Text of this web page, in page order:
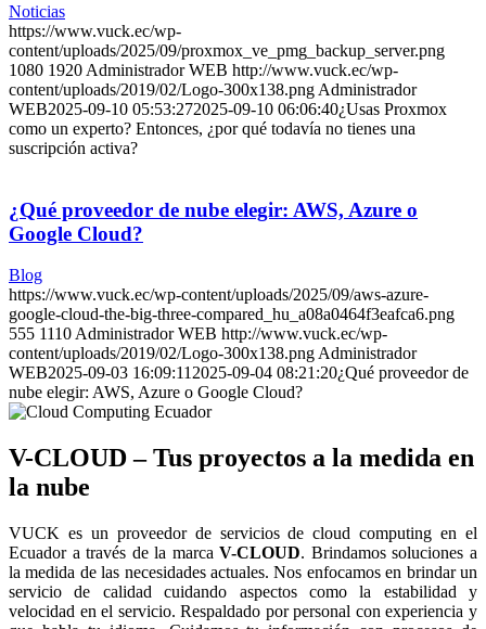
Noticias
https://www.vuck.ec/wp-
content/uploads/2025/09/proxmox_ve_pmg_backup_server.png
1080 1920 Administrador WEB http://www.vuck.ec/wp-
content/uploads/2019/02/Logo-300x138.png Administrador
WEB2025-09-10 05:53:272025-09-10 06:06:40¿Usas Proxmox
como un experto? Entonces, ¿por qué todavía no tienes una
suscripción activa?
¿Qué proveedor de nube elegir: AWS, Azure o
Google Cloud?
Blog
https://www.vuck.ec/wp-content/uploads/2025/09/aws-azure-
google-cloud-the-big-three-compared_hu_a08a0464f3eafca6.png
555 1110 Administrador WEB http://www.vuck.ec/wp-
content/uploads/2019/02/Logo-300x138.png Administrador
WEB2025-09-03 16:09:11 2025-09-04 08:21:20¿Qué proveedor de
nube elegir: AWS, Azure o Google Cloud?
V-CLOUD – Tus proyectos a la medida en
la nube
VUCK es un proveedor de servicios de cloud computing en el
Ecuador a través de la marcaV-CLOUD. Brindamos soluciones a
la medida de las necesidades actuales. Nos enfocamos en brindar un
servicio de calidad cuidando aspectos como la estabilidad y
velocidad en el servicio. Respaldado por personal con experiencia y